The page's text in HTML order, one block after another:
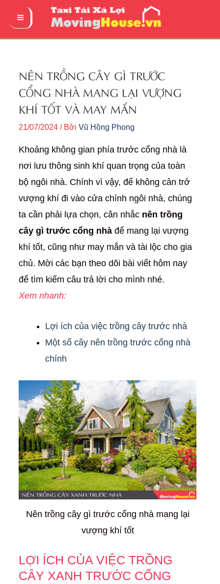
nội
Main
NÊN TRỒNG CÂY GÌ TRƯỚC
CỔNG NHÀ MANG LẠI VƯỢNG
KHÍ TỐT VÀ MAY MẮN
21/07/2024 / Bởi Vũ Hồng Phong
Khoảng không gian phía trước cổng nhà là
nơi lưu thông sinh khí quan trọng của toàn
bộ ngôi nhà. Chính vì vậy, để không cản trở
vượng khí đi vào cửa chính ngôi nhà, chúng
ta cần phải lựa chọn, cân nhắc nên trồng
cây gì trước cổng nhàđể mang lại vượng
khí tốt, cũng như may mắn và tài lộc cho gia
chủ. Mời các bạn theo dõi bài viết hôm nay
để tìm kiếm câu trả lời cho mình nhé.
Xem nhanh:
Lợi ích của việc trồng cây trước nhà
Một số cây nên trồng trước cổng nhà
chính
Nên trồng cây gì trước cổng nhà mang lại
vượng khí tốt
LỢI ÍCH CỦA VIỆC TRỒNG
CÂY XANH TRƯỚC CỔNG